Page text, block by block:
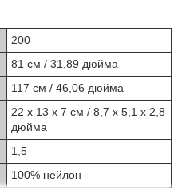
200
81 см / 31,89 дюйма
117 см / 46,06 дюйма
22 х 13 х 7 см / 8,7 х 5,1 х 2,8
дюйма
1,5
100% нейлон